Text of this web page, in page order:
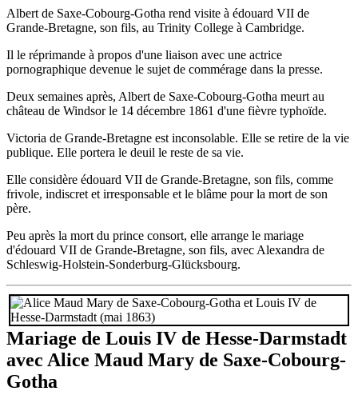
Albert de Saxe-Cobourg-Gotha rend visite à édouard VII de
Grande-Bretagne, son fils, au Trinity College à Cambridge.
Il le réprimande à propos d'une liaison avec une actrice
pornographique devenue le sujet de commérage dans la presse.
Deux semaines après, Albert de Saxe-Cobourg-Gotha meurt au
château de Windsor le 14 décembre 1861 d'une fièvre typhoïde.
Victoria de Grande-Bretagne est inconsolable. Elle se retire de la vie
publique. Elle portera le deuil le reste de sa vie.
Elle considère édouard VII de Grande-Bretagne, son fils, comme
frivole, indiscret et irresponsable et le blâme pour la mort de son
père.
Peu après la mort du prince consort, elle arrange le mariage
d'édouard VII de Grande-Bretagne, son fils, avec Alexandra de
Schleswig-Holstein-Sonderburg-Glücksbourg.
Mariage de Louis IV de Hesse-Darmstadt
avec Alice Maud Mary de Saxe-Cobourg-
Gotha